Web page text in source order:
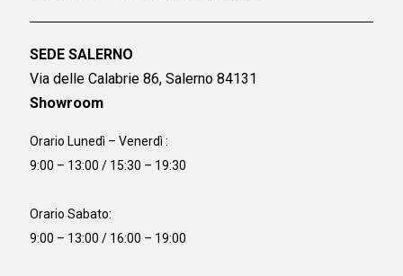
SEDE SALERNO
Via delle Calabrie 86, Salerno 84131
Showroom
Orario Lunedì – Venerdì :
9:00 – 13:00 / 15:30 – 19:30
Orario Sabato:
9:00 – 13:00 / 16:00 – 19:00